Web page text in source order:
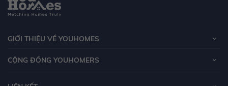
GIỚI THIỆU VỀ YOUHOMES
CỘNG ĐỒNG YOUHOMERS